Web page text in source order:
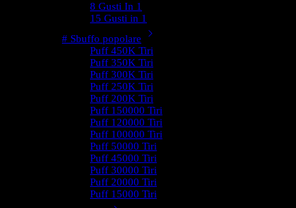
8 Gusti In 1
15 Gusti in 1
# Sbuffo popolare
Puff 450K Tiri
Puff 350K Tiri
Puff 300K Tiri
Puff 250K Tiri
Puff 200K Tiri
Puff 150000 Tiri
Puff 120000 Tiri
Puff 100000 Tiri
Puff 50000 Tiri
Puff 45000 Tiri
Puff 30000 Tiri
Puff 20000 Tiri
Puff 15000 Tiri